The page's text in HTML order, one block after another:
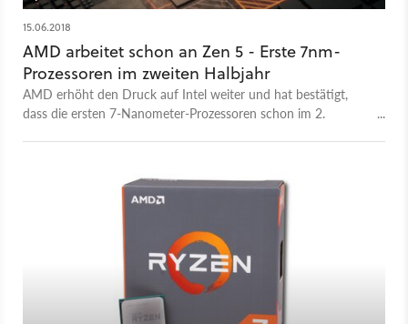
15.06.2018
AMD arbeitet schon an Zen 5 - Erste 7nm-
Prozessoren im zweiten Halbjahr
AMD erhöht den Druck auf Intel weiter und hat bestätigt,
dass die ersten 7-Nanometer-Prozessoren schon im 2.